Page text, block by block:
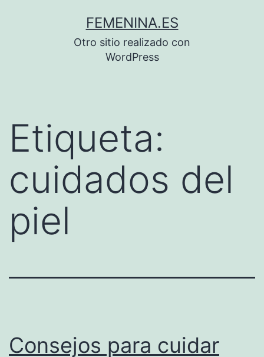
FEMENINA.ES
Otro sitio realizado con
WordPress
Etiqueta:
cuidados del
piel
Consejos para cuidar